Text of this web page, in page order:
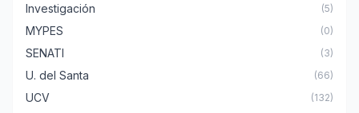
Investigación (5)
MYPES (0)
SENATI (3)
U. del Santa (66)
UCV (132)